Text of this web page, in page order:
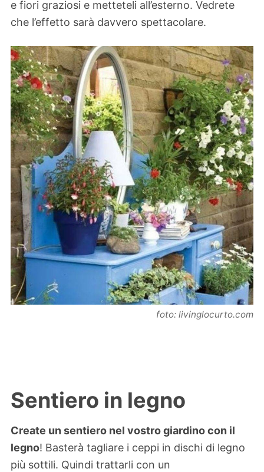
e fiori graziosi e metteteli all’esterno. Vedrete
che l’effetto sarà davvero spettacolare.
foto: livinglocurto.com
Sentiero in legno
Create un sentiero nel vostro giardino con il
legno! Basterà tagliare i ceppi in dischi di legno
più sottili. Quindi trattarli con un